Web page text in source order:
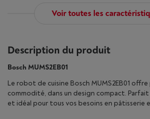
Voir toutes les
Description du produit
Bosch MUMS2EB01
Le robot de cuisine Bosch MUMS2EB01
commodité, dans un design compact. Parfait
et idéal pour tous vos besoins en pâtisserie